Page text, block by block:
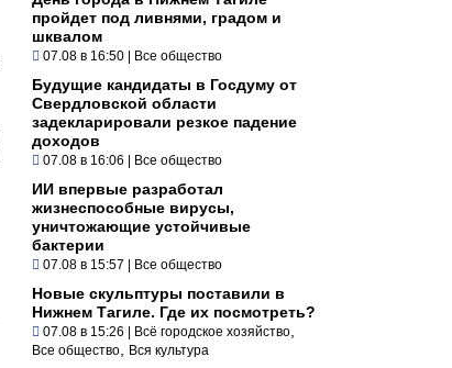
пройдет под ливнями, градом и
шквалом
07.08 в 16:50 | Все общество
Будущие кандидаты в Госдуму от
Свердловской области
задекларировали резкое падение
доходов
07.08 в 16:06 | Все общество
ИИ впервые разработал
жизнеспособные вирусы,
уничтожающие устойчивые
бактерии
07.08 в 15:57 | Все общество
Новые скульптуры поставили в
Нижнем Тагиле. Где их посмотреть?
07.08 в 15:26 | Всё городское хозяйство
Все общество Вся культура